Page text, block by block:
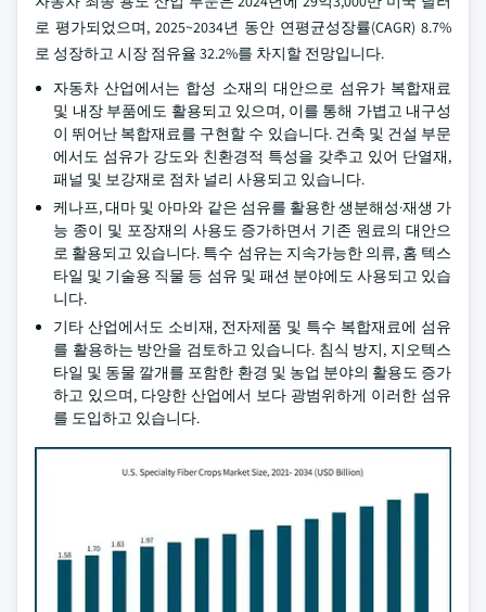
로 평가되었으며, 2025~2034년 동안 연평균성장률(CAGR) 8.7%
로 성장하고 시장 점유율 32.2%를 차지할 전망입니다.
자동차 산업에서는 합성 소재의 대안으로 섬유가 복합재료
및 내장 부품에도 활용되고 있으며, 이를 통해 가볍고 내구성
이 뛰어난 복합재료를 구현할 수 있습니다. 건축 및 건설 부문
에서도 섬유가 강도와 친환경적 특성을 갖추고 있어 단열재,
패널 및 보강재로 점차 널리 사용되고 있습니다.
케나프, 대마 및 아마와 같은 섬유를 활용한 생분해성·재생 가
능 종이 및 포장재의 사용도 증가하면서 기존 원료의 대안으
로 활용되고 있습니다. 특수 섬유는 지속가능한 의류, 홈 텍스
타일 및 기술용 직물 등 섬유 및 패션 분야에도 사용되고 있습
니다.
기타 산업에서도 소비재, 전자제품 및 특수 복합재료에 섬유
를 활용하는 방안을 검토하고 있습니다. 침식 방지, 지오텍스
타일 및 동물 깔개를 포함한 환경 및 농업 분야의 활용도 증가
하고 있으며, 다양한 산업에서 보다 광범위하게 이러한 섬유
를 도입하고 있습니다.